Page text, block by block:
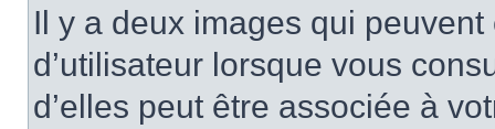
Il y a deux images qui
d’utilisateur lorsque vous
d’elles peut être associée à